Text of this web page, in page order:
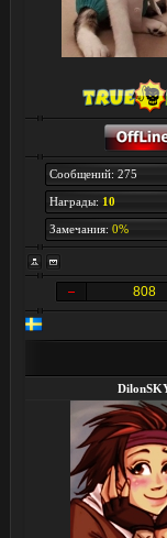
Сообщений: 275
Награды: 10
Замечания: 0%
808